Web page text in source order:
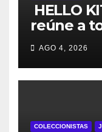
HELLO
reúne a
favoritos
están
AGO 4, 2026
COLECCIONISTAS